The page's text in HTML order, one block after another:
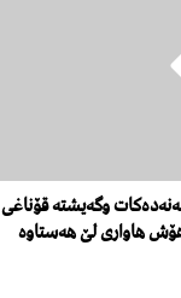
وگەیشتە قۆناغی
هاواری لێ هەستاوە